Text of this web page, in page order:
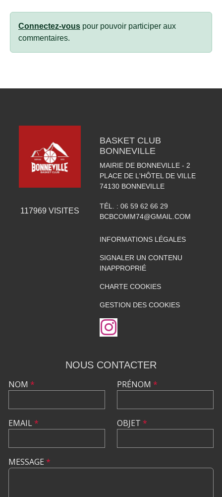
Connectez-vous pour pouvoir participer aux
commentaires.
117969 VISITES
BASKET CLUB
BONNEVILLE
MAIRIE DE BONNEVILLE - 2
PLACE DE L'HÔTEL DE VILLE
74130 BONNEVILLE
TÉL. : 06 59 62 66 29
BCBCOMM74@GMAIL.COM
INFORMATIONS LÉGALES
SIGNALER UN CONTENU
INAPPROPRIÉ
CHARTE COOKIES
GESTION DES COOKIES
NOUS CONTACTER
NOM *
EMAIL*
PRÉNOM *
OBJET *
MESSAGE *